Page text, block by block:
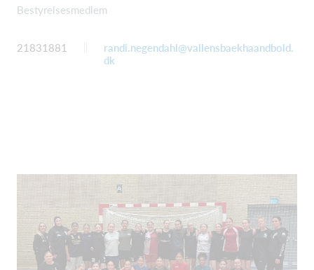
Bestyrelsesmedlem
21831881
randi.negendahl@vallensbaekhaandbold.
dk